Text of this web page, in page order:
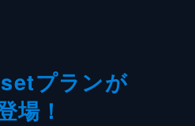
プランが
場！